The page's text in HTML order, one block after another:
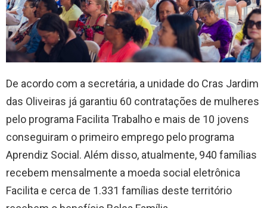
De acordo com a secretária, a unidade do Cras Jardim
das Oliveiras já garantiu 60 contratações de mulheres
pelo programa Facilita Trabalho e mais de 10 jovens
conseguiram o primeiro emprego pelo programa
Aprendiz Social. Além disso, atualmente, 940 famílias
recebem mensalmente a moeda social eletrônica
Facilita e cerca de 1.331 famílias deste território